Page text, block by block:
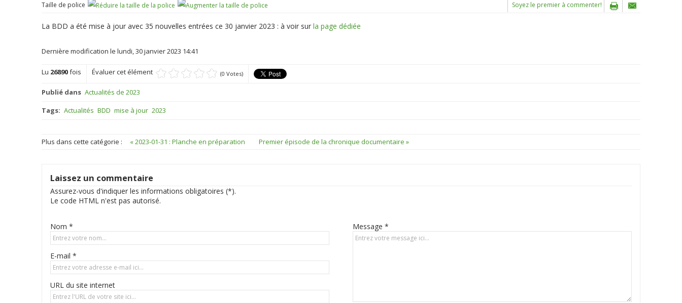
Taille de police Soyez le premier à commenter!
La BDD a été mise à jour avec 35 nouvelles entrées ce 30 janvier 2023 : à voir sur la page dédiée
Dernière modification le lundi, 30 janvier 2023 14:41
Lu 26890fois Évaluer cet élément (0 Votes)
Publié dans Actualités de 2023
Tags: Actualités BDD mise à jour 2023
Plus dans cette catégorie : « 2023-01-31 : Planche en préparation Premier épisode de la chronique documentaire »
Laissez un commentaire
Assurez-vous d'indiquer les informations obligatoires (*).
Le code HTML n'est pas autorisé.
Nom *
E-mail *
URL du site internet
Message *